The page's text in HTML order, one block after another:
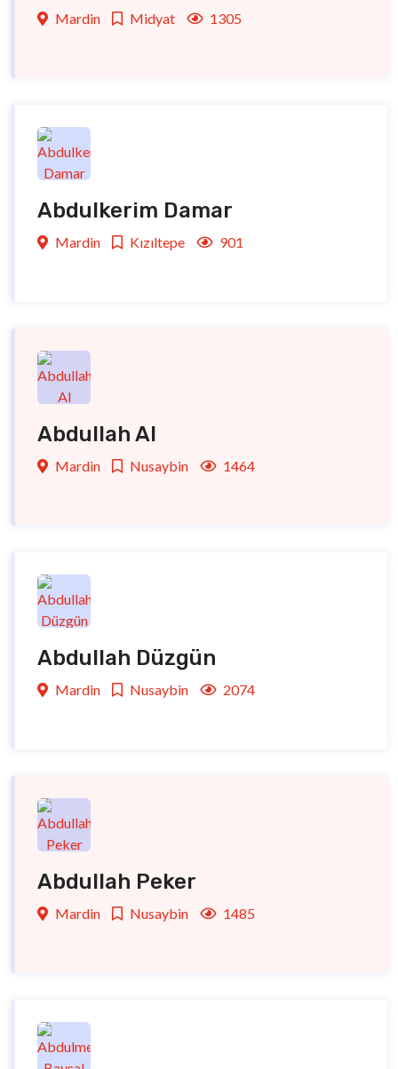
Mardin Midyat 1305
Abdulkerim Damar
Mardin Kızıltepe 901
Abdullah Al
Mardin Nusaybin 1464
Abdullah Düzgün
Mardin Nusaybin 2074
Abdullah Peker
Mardin Nusaybin 1485